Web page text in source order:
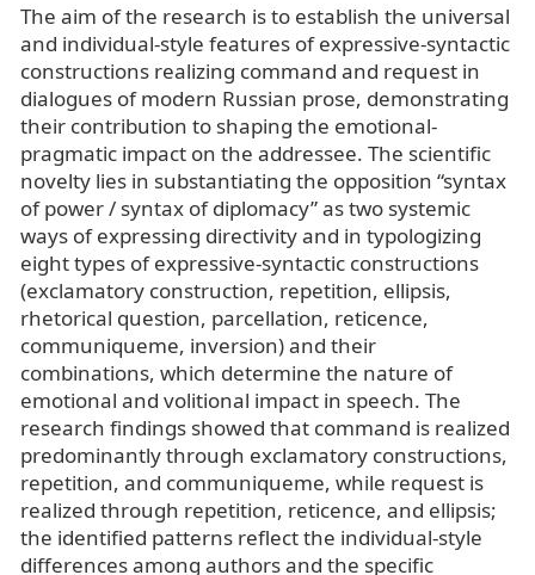
The aim of the research is to establish the universal
and individual-style features of expressive-syntactic
constructions realizing command and request in
dialogues of modern Russian prose, demonstrating
their contribution to shaping the emotional-
pragmatic impact on the addressee. The scientific
novelty lies in substantiating the opposition “syntax
of power / syntax of diplomacy” as two systemic
ways of expressing directivity and in typologizing
eight types of expressive-syntactic constructions
(exclamatory construction, repetition, ellipsis,
rhetorical question, parcellation, reticence,
communiqueme, inversion) and their
combinations, which determine the nature of
emotional and volitional impact in speech. The
research findings showed that command is realized
predominantly through exclamatory constructions,
repetition, and communiqueme, while request is
realized through repetition, reticence, and ellipsis;
the identified patterns reflect the individual-style
differences among authors and the specific